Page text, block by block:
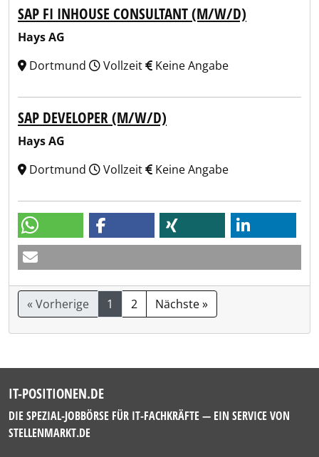
SAP FI INHOUSE CONSULTANT (M/W/D)
Hays AG
Dortmund
Vollzeit Keine Angabe
SAP DEVELOPER (M/W/D)
Hays AG
Dortmund
Vollzeit Keine Angabe
« Vorherige 1 2 Nächste »
IT-POSITIONEN.DE
DIE SPEZIAL-JOBBÖRSE FÜR IT-FACHKRÄFTE — EIN SERVICE VON
STELLENMARKT.DE